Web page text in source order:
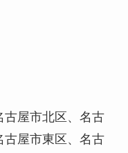
古屋市北区、名古
古屋市東区、名古